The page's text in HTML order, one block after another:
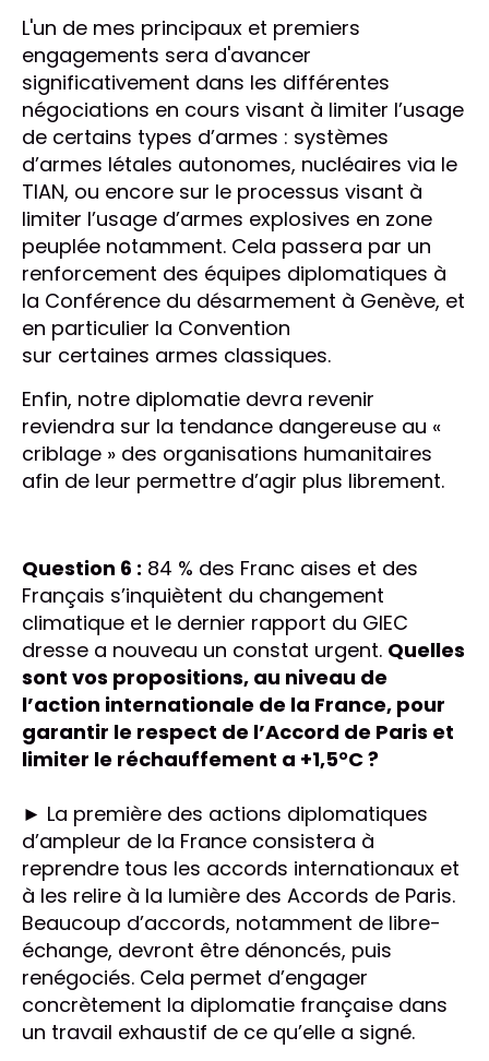
L'un de mes principaux et premiers
engagements sera d'avancer
significativement dans les différentes
négociations en cours visant à limiter l’usage
de certains types d’armes : systèmes
d’armes létales autonomes, nucléaires via le
TIAN, ou encore sur le processus visant à
limiter l’usage d’armes explosives en zone
peuplée notamment. Cela passera par un
renforcement des équipes diplomatiques à
la Conférence du désarmement à Genève, et
en particulier la Convention
sur certaines armes classiques.
Enfin, notre diplomatie devra revenir
reviendra sur la tendance dangereuse au «
criblage » des organisations humanitaires
afin de leur permettre d’agir plus librement.
Question 6 : 84 % des Franc aises et des
Français s’inquiètent du changement
climatique et le dernier rapport du GIEC
dresse a nouveau un constat urgent. Quelles
sont vos propositions, au niveau de
l’action internationale de la France, pour
garantir le respect de l’Accord de Paris et
limiter le réchauffement a +1,5°C ?
► La première des actions diplomatiques
d’ampleur de la France consistera à
reprendre tous les accords internationaux et
à les relire à la lumière des Accords de Paris.
Beaucoup d’accords, notamment de libre-
échange, devront être dénoncés, puis
renégociés. Cela permet d’engager
concrètement la diplomatie française dans
un travail exhaustif de ce qu’elle a signé.